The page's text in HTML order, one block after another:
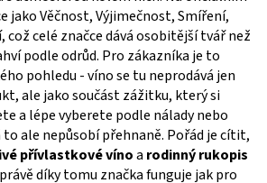
jako Věčnost, Výjimečnost, Smíření,
což celé značce dává osobitější tvář než
podle odrůd. Pro zákazníka je to
pohledu - víno se tu neprodává jen
ale jako součást zážitku, který si
a lépe vyberete podle nálady nebo
ale nepůsobí přehnaně. Pořád je cítit,
přívlastkové vínoa rodinný rukopis
díky tomu značka funguje jak pro